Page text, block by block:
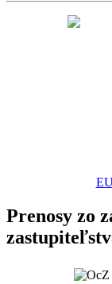
Prenosy zo